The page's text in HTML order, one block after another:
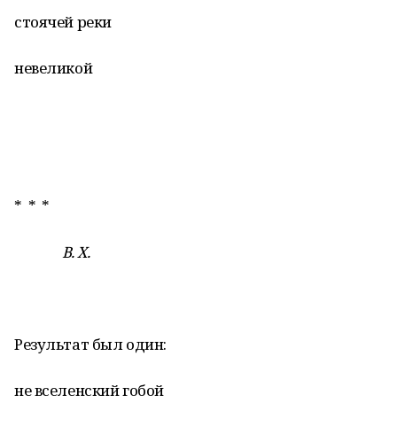
стоячей реки
невеликой
* * *
В. Х.
Результат был один:
не вселенский гобой